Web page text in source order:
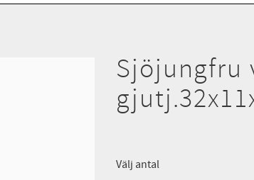
Sjöjungfru
Välj antal